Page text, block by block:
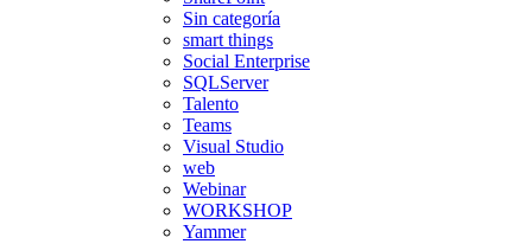
Sin categoría
smart things
Social Enterprise
SQLServer
Talento
Teams
Visual Studio
web
Webinar
WORKSHOP
Yammer